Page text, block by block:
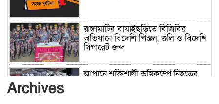
রাঙ্গামাটির বাঘাইছড়িতে বিজিবির
অভিযানে বিদেশি পিস্তল, গুলি ও বিদেশি
সিগারেট জব্দ
জাপানে শক্তিশালী ভূমিকম্পে নিহতের
Archives